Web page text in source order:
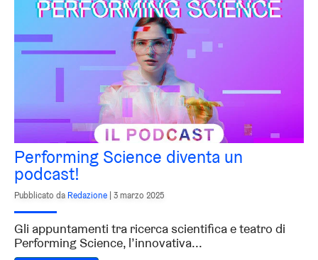
Performing Science diventa un
podcast!
Pubblicato da Redazione 3 marzo 2025
Gli appuntamenti tra ricerca scientifica e teatro di
Performing Science, l’innovativa...